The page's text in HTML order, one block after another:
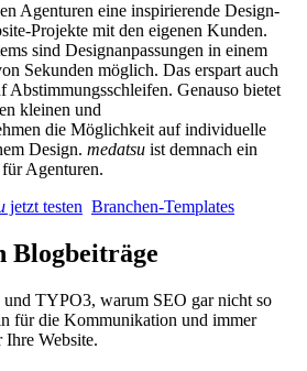
Agenturen eine inspirierende Design-
Projekte mit den eigenen Kunden.
sind Designanpassungen in einem
Sekunden möglich. Das erspart auch
Abstimmungsschleifen. Genauso bietet
kleinen und
die Möglichkeit auf individuelle
Design. medatsu ist demnach ein
Agenturen.
jetzt testen Branchen-Templates
Blogbeiträge
und TYPO3, warum SEO gar nicht so
für die Kommunikation und immer
Website.